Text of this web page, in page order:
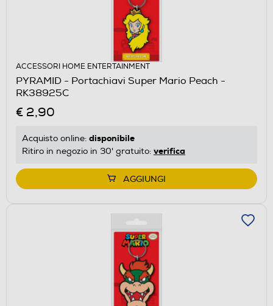
ACCESSORI HOME ENTERTAINMENT
PYRAMID - Portachiavi Super Mario Peach -
RK38925C
€ 2,90
Acquisto online: disponibile
Ritiro in negozio in 30' gratuito: verifica
AGGIUNGI